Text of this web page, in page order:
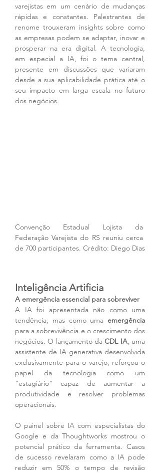
varejistas em um cenário de mudanças
rápidas e constantes. Palestrantes de
renome trouxeram insights sobre como
as empresas podem se adaptar, inovar e
prosperar na era digital. A tecnologia,
em especial a IA, foi o tema central,
presente em discussões que variaram
desde a sua aplicabilidade prática até o
seu impacto em larga escala no futuro
dos negócios.
Convenção Estadual Lojista da
Federação Varejista do RS reuniu cerca
de 700 participantes. Crédito: Diego Dias
Inteligência Artificia
A emergência essencial para sobreviver
A IA foi apresentada não como uma
tendência, mas como uma emergência
para a sobrevivência e o crescimento dos
negócios. O lançamento da CDL IA, uma
assistente de IA generativa desenvolvida
exclusivamente para o varejo, reforçou o
papel da tecnologia como um
"estagiário" capaz de aumentar a
produtividade e resolver problemas
operacionais.
O painel sobre IA com especialistas do
Google e da Thoughtworks mostrou o
potencial prático da ferramenta. Casos
de sucesso revelaram como a IA pode
reduzir em 50% o tempo de revisão